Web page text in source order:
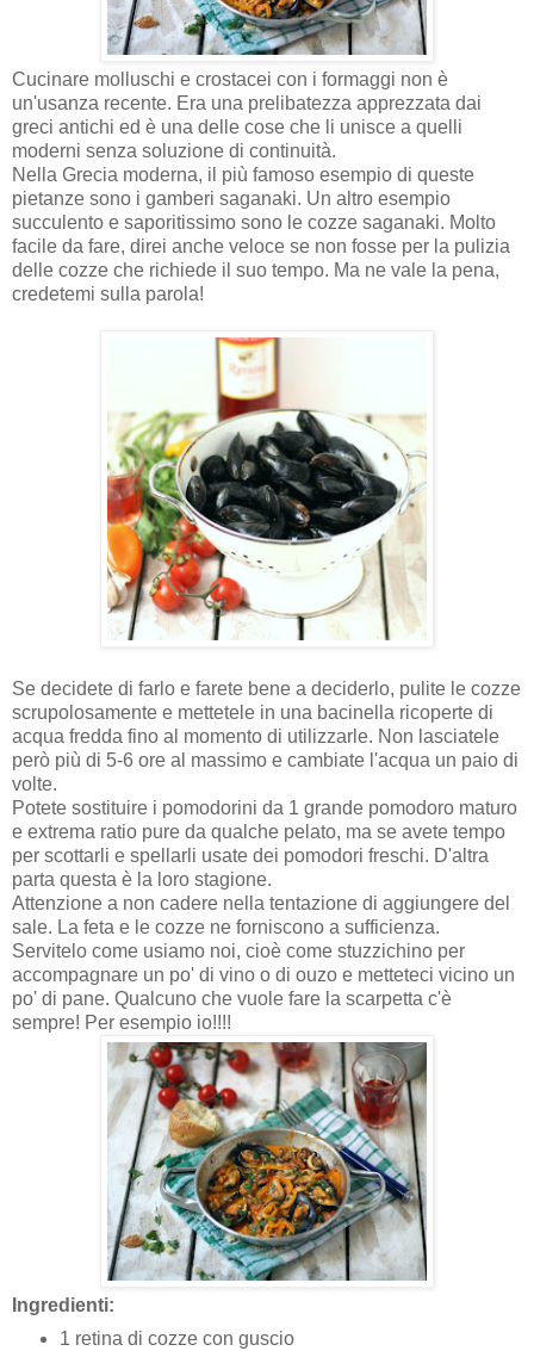
Cucinare molluschi e crostacei con i formaggi non è
un'usanza recente. Era una prelibatezza apprezzata dai
greci antichi ed è una delle cose che li unisce a quelli
moderni senza soluzione di continuità.
Nella Grecia moderna, il più famoso esempio di queste
pietanze sono i gamberi saganaki. Un altro esempio
succulento e saporitissimo sono le cozze saganaki. Molto
facile da fare, direi anche veloce se non fosse per la pulizia
delle cozze che richiede il suo tempo. Ma ne vale la pena,
credetemi sulla parola!
Se decidete di farlo e farete bene a deciderlo, pulite le cozze
scrupolosamente e mettetele in una bacinella ricoperte di
acqua fredda fino al momento di utilizzarle. Non lasciatele
però più di 5-6 ore al massimo e cambiate l'acqua un paio di
volte.
Potete sostituire i pomodorini da 1 grande pomodoro maturo
e extrema ratio pure da qualche pelato, ma se avete tempo
per scottarli e spellarli usate dei pomodori freschi. D'altra
parta questa è la loro stagione.
Attenzione a non cadere nella tentazione di aggiungere del
sale. La feta e le cozze ne forniscono a sufficienza.
Servitelo come usiamo noi, cioè come stuzzichino per
accompagnare un po' di vino o di ouzo e metteteci vicino un
po' di pane. Qualcuno che vuole fare la scarpetta c'è
sempre! Per esempio io!!!!
Ingredienti:
1 retina di cozze con guscio